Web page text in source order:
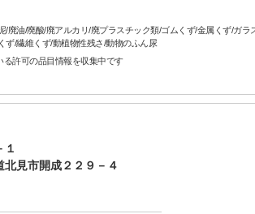
/廃油/廃酸/廃アルカリ/廃プラスチック類/ゴムくず/金属くず/ガ
ず/繊維くず/動植物性残さ/動物のふん尿
る許可の品目情報を収集中です
１
見市開成２２９－４